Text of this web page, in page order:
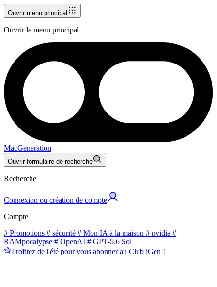
Ouvrir menu principal
Ouvrir le menu principal
MacGeneration
Ouvrir formulaire de recherche
Recherche
Connexion ou création de compte
Compte
# Promotions # sécurité # Mon IA à la maison # nvidia #
RAMpocalypse # OpenAI # GPT-5.6 Sol
Profitez de l'été pour vous abonner au Club iGen !